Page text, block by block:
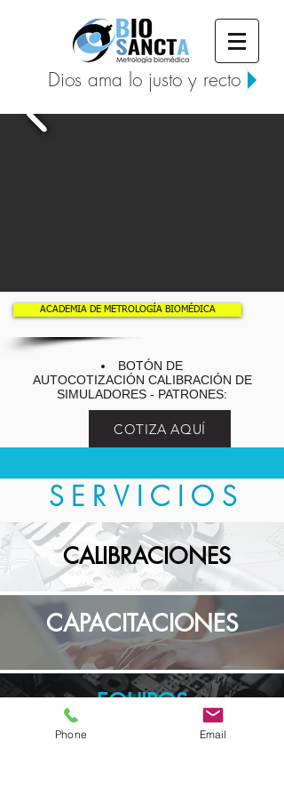
Dios ama lo justo y recto
ACADEMIA DE METROLOGÍA BIOMÉDICA
BOTÓN DE
AUTOCOTIZACIÓN CALIBRACIÓN DE
SIMULADORES - PATRONES:
COTIZA AQUÍ
SERVICIOS
CALIBRACIONES
CAPACITACIONES
EQUIPOS
Phone Email